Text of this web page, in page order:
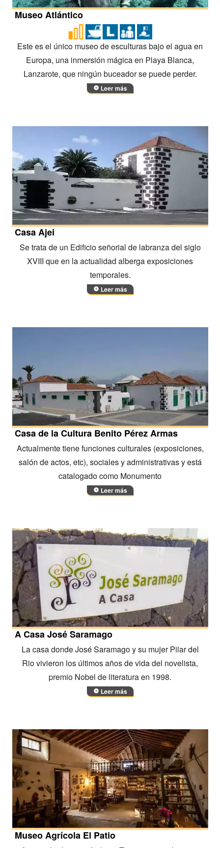
Museo Atlántico
Este es el único museo de esculturas bajo el agua en
Europa, una inmersión mágica en Playa Blanca,
Lanzarote, que ningún buceador se puede perder.
Leer más
Casa Ajei
Se trata de un Edificio señorial de labranza del siglo
XVIII que en la actualidad alberga exposiciones
temporales.
Leer más
Casa de la Cultura Benito Pérez Armas
Actualmente tiene funciones culturales (exposiciones,
salón de actos, etc), sociales y administrativas y está
catalogado como Monumento
Leer más
A Casa José Saramago
La casa donde José Saramago y su mujer Pilar del
Rio vivieron los últimos años de vida del novelista,
premio Nobel de literatura en 1998.
Leer más
Museo Agrícola El Patio